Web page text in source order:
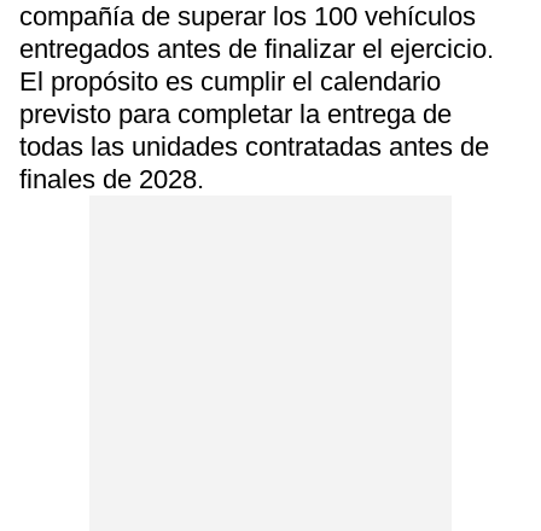
compañía de superar los 100 vehículos
entregados antes de finalizar el ejercicio.
El propósito es cumplir el calendario
previsto para completar la entrega de
todas las unidades contratadas antes de
finales de 2028.